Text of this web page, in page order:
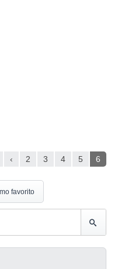
‹ 2 3 4 5 6
favorito